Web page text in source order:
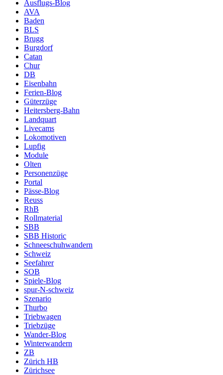
Ausflugs-Blog
AVA
Baden
BLS
Brugg
Burgdorf
Catan
Chur
DB
Eisenbahn
Ferien-Blog
Güterzüge
Heitersberg-Bahn
Landquart
Livecams
Lokomotiven
Lupfig
Module
Olten
Personenzüge
Portal
Pässe-Blog
Reuss
RhB
Rollmaterial
SBB
SBB Historic
Schneeschuhwandern
Schweiz
Seefahrer
SOB
Spiele-Blog
spur-N-schweiz
Szenario
Thurbo
Triebwagen
Triebzüge
Wander-Blog
Winterwandern
ZB
Zürich HB
Zürichsee